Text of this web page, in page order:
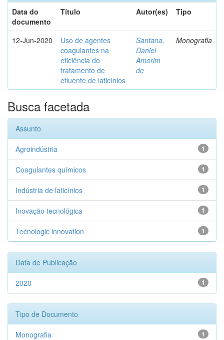
Data do
documento
Título Autor(es) Tipo
12-Jun-2020
Uso de agentes
coagulantes na
eficiência do
tratamento de
efluente de laticínios
Santana,
Daniel
Amorim
de
Monografia
Busca facetada
Assunto
1
Agroindústria
1
Coagulantes químicos
1
Indústria de laticínios
1
Inovação tecnológica
1
Tecnologic innovation
Data de Publicação
1
2020
Tipo de Documento
1
Monografia